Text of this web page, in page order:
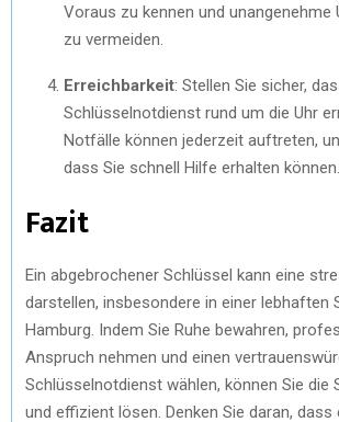
Voraus zu kennen und unangenehme
zu vermeiden.
Erreichbarkeit: Stellen Sie sicher,
Schlüsselnotdienst rund um die Uhr
Notfälle können jederzeit auftreten,
dass Sie schnell Hilfe erhalten können.
Fazit
Ein abgebrochener Schlüssel kann eine
darstellen, insbesondere in einer lebhaften
Hamburg. Indem Sie Ruhe bewahren,
Anspruch nehmen und einen
Schlüsselnotdienst wählen, können Sie die
und effizient lösen. Denken Sie daran,